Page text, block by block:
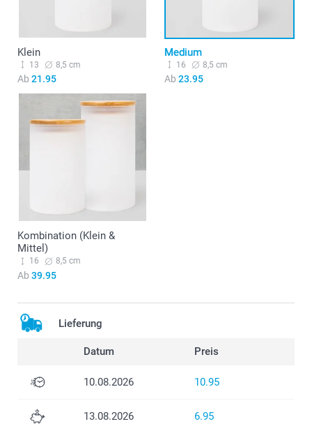
Klein
13 8,5 cm
Ab 21.95
Medium
16 8,5 cm
Ab 23.95
Kombination (Klein &
Mittel)
16 8,5 cm
Ab 39.95
Lieferung
Datum Preis
10.08.2026 10.95
13.08.2026 6.95